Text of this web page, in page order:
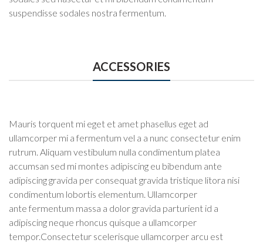
suspendisse sodales nostra fermentum.
ACCESSORIES
Mauris torquent mi eget et amet phasellus eget ad
ullamcorper mi a fermentum vel a a nunc consectetur enim
rutrum. Aliquam vestibulum nulla condimentum platea
accumsan sed mi montes adipiscing eu bibendum ante
adipiscing gravida per consequat gravida tristique litora nisi
condimentum lobortis elementum. Ullamcorper
ante fermentum massa a dolor gravida parturient id a
adipiscing neque rhoncus quisque a ullamcorper
tempor.Consectetur scelerisque ullamcorper arcu est